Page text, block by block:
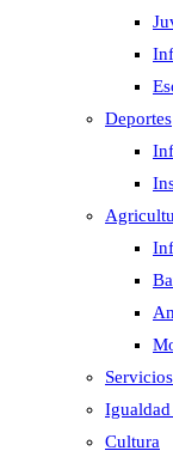
Deportes
Cultura